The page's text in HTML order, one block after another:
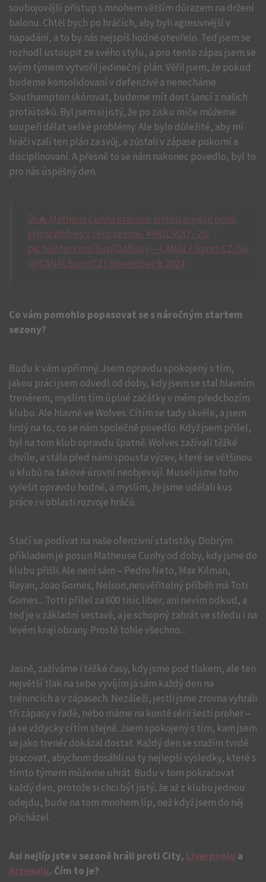
soubojovější přístup s mnohem větším důrazem na držení
balonu. Chtěl bych po hráčích, aby byli agresivnější v
napadání, a to by nás nejspíš hodně otevřelo. Teď jsem se
rozhodl ustoupit ze svého stylu, a pro tento zápas jsem se
svým týmem vytvořil jedinečný plán. Věřil jsem, že pokud
budeme konsolidovaní v defenzivě a nenecháme
Southampton skórovat, budeme mít dost šancí z našich
protiútoků. Byl jsem si jistý, že po zisku míče můžeme
soupeři dělat velké problémy. Ale bylo důležité, aby mí
hráči vzali ten plán za svůj, a zůstali v zápase pokorní a
disciplinovaní. A přesně to se nám nakonec povedlo, byl to
pro nás úspěšný den.
🚀🔥 Matheus Cunha krásnou trefou pojistil první
výhru Wolves v této sezoně. #WOLSOU - 2:0
pic.twitter.com/SvplOd5UXy— CANAL+ Sport CZ/SK
(@CANALSportCZ) November 9, 2024
Co vám pomohlo popasovat se s náročným startem
sezony?
Budu k vám upřímný. Jsem opravdu spokojený s tím,
jakou práci jsem odvedl od doby, kdy jsem se stal hlavním
trenérem, myslím tím úplné začátky v mém předchozím
klubu. Ale hlavně ve Wolves. Cítím se tady skvěle, a jsem
hrdý na to, co se nám společně povedlo. Když jsem přišel,
byl na tom klub opravdu špatně. Wolves zažívali těžké
chvíle, a stála před námi spousta výzev, které se většinou
u klubů na takové úrovní neobjevují. Museli jsme toho
vyřešit opravdu hodně, a myslím, že jsme udělali kus
práce i v oblasti rozvoje hráčů.
Stačí se podívat na naše ofenzivní statistiky. Dobrým
příkladem je posun Matheuse Cunhy od doby, kdy jsme do
klubu přišli. Ale není sám – Pedro Neto, Max Kilman,
Rayan, Joao Gomes, Nelson,neuvěřitelný příběh má Toti
Gomes... Totti přišel za 600 tisíc liber, ani nevím odkud, a
teď je v základní sestavě, a je schopný zahrát ve středu i na
levém kraji obrany. Prostě tohle všechno...
Jasně, zažíváme i těžké časy, kdy jsme pod tlakem, ale ten
největší tlak na sebe vyvíjím já sám každý den na
trénincích a v zápasech. Nezáleží, jestli jsme zrovna vyhráli
tři zápasy v řadě, nebo máme na kontě sérii šesti proher –
já se vždycky cítím stejně. Jsem spokojený s tím, kam jsem
se jako trenér dokázal dostat. Každý den se snažím tvrdě
pracovat, abychom dosáhli na ty nejlepší výsledky, které s
tímto týmem můžeme uhrát. Budu v tom pokračovat
každý den, protože si chci být jistý, že až z klubu jednou
odejdu, bude na tom mnohem líp, než když jsem do něj
přicházel.
Asi nejlíp jste v sezoně hráli proti City, Liverpoolu a
Arsenalu. Čím to je?